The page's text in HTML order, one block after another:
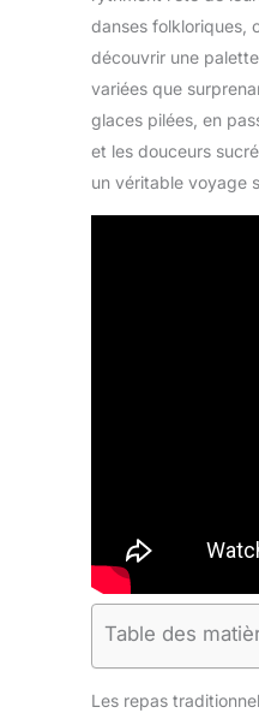
danses folkloriques,
découvrir une
variées que
glaces pilées, en
et les douceurs
un véritable voyage
Table des
Les repas